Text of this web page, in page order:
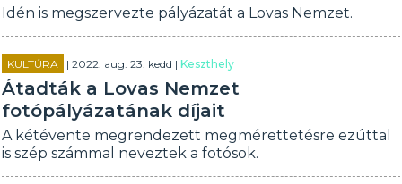
Idén is megszervezte pályázatát a Lovas Nemzet.
KULTÚRA | 2022. aug. 23. kedd |Keszthely
Átadták a Lovas Nemzet
fotópályázatának díjait
A kétévente megrendezett megmérettetésre ezúttal
is szép számmal neveztek a fotósok.